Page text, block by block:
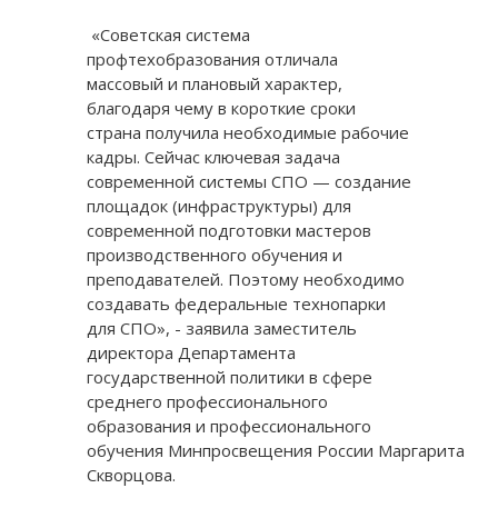
«Советская система
профтехобразования отличала
массовый и плановый характер,
благодаря чему в короткие сроки
страна получила необходимые рабочие
кадры. Сейчас ключевая задача
современной системы СПО — создание
площадок (инфраструктуры) для
современной подготовки мастеров
производственного обучения и
преподавателей. Поэтому необходимо
создавать федеральные технопарки
для СПО», - заявила заместитель
директора Департамента
государственной политики в сфере
среднего профессионального
образования и профессионального
обучения Минпросвещения России Маргарита
Скворцова.